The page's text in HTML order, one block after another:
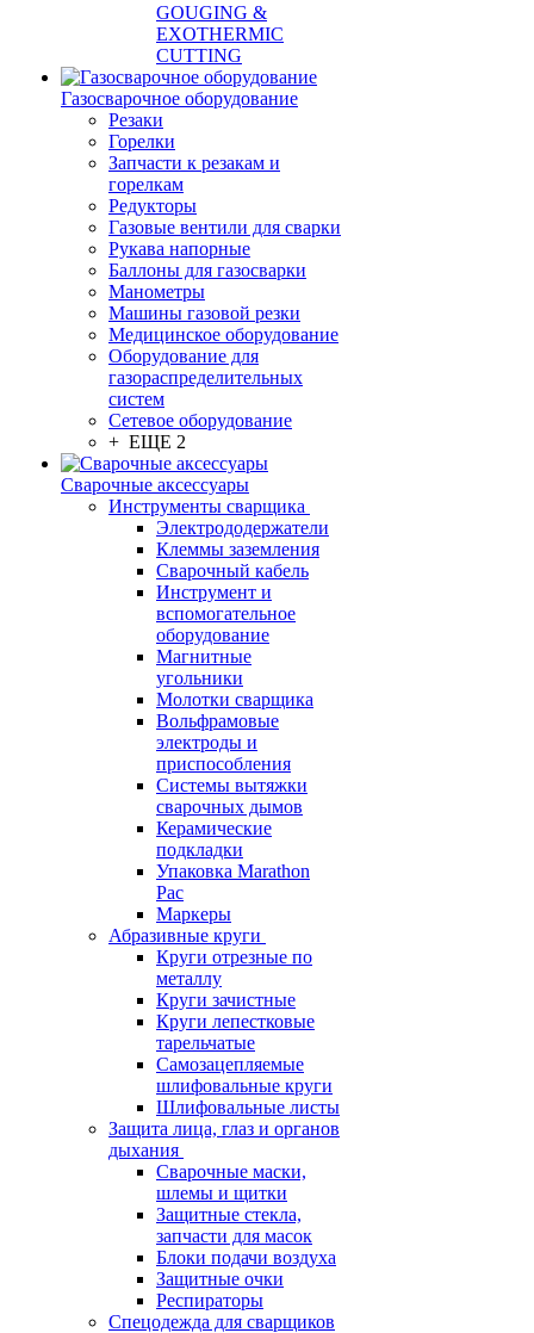
GOUGING &
EXOTHERMIC
CUTTING
Газосварочное оборудование
Резаки
Горелки
Запчасти к резакам и
горелкам
Редукторы
Газовые вентили для сварки
Рукава напорные
Баллоны для газосварки
Манометры
Машины газовой резки
Медицинское оборудование
Оборудование для
газораспределительных
систем
Сетевое оборудование
+ ЕЩЕ 2
Сварочные аксессуары
Инструменты сварщика
Электрододержатели
Клеммы заземления
Сварочный кабель
Инструмент и
вспомогательное
оборудование
Магнитные
угольники
Молотки сварщика
Вольфрамовые
электроды и
приспособления
Системы вытяжки
сварочных дымов
Керамические
подкладки
Упаковка Marathon
Pac
Маркеры
Абразивные круги
Круги отрезные по
металлу
Круги зачистные
Круги лепестковые
тарельчатые
Самозацепляемые
шлифовальные круги
Шлифовальные листы
Защита лица, глаз и органов
дыхания
Сварочные маски,
шлемы и щитки
Защитные стекла,
запчасти для масок
Блоки подачи воздуха
Защитные очки
Респираторы
Спецодежда для сварщиков